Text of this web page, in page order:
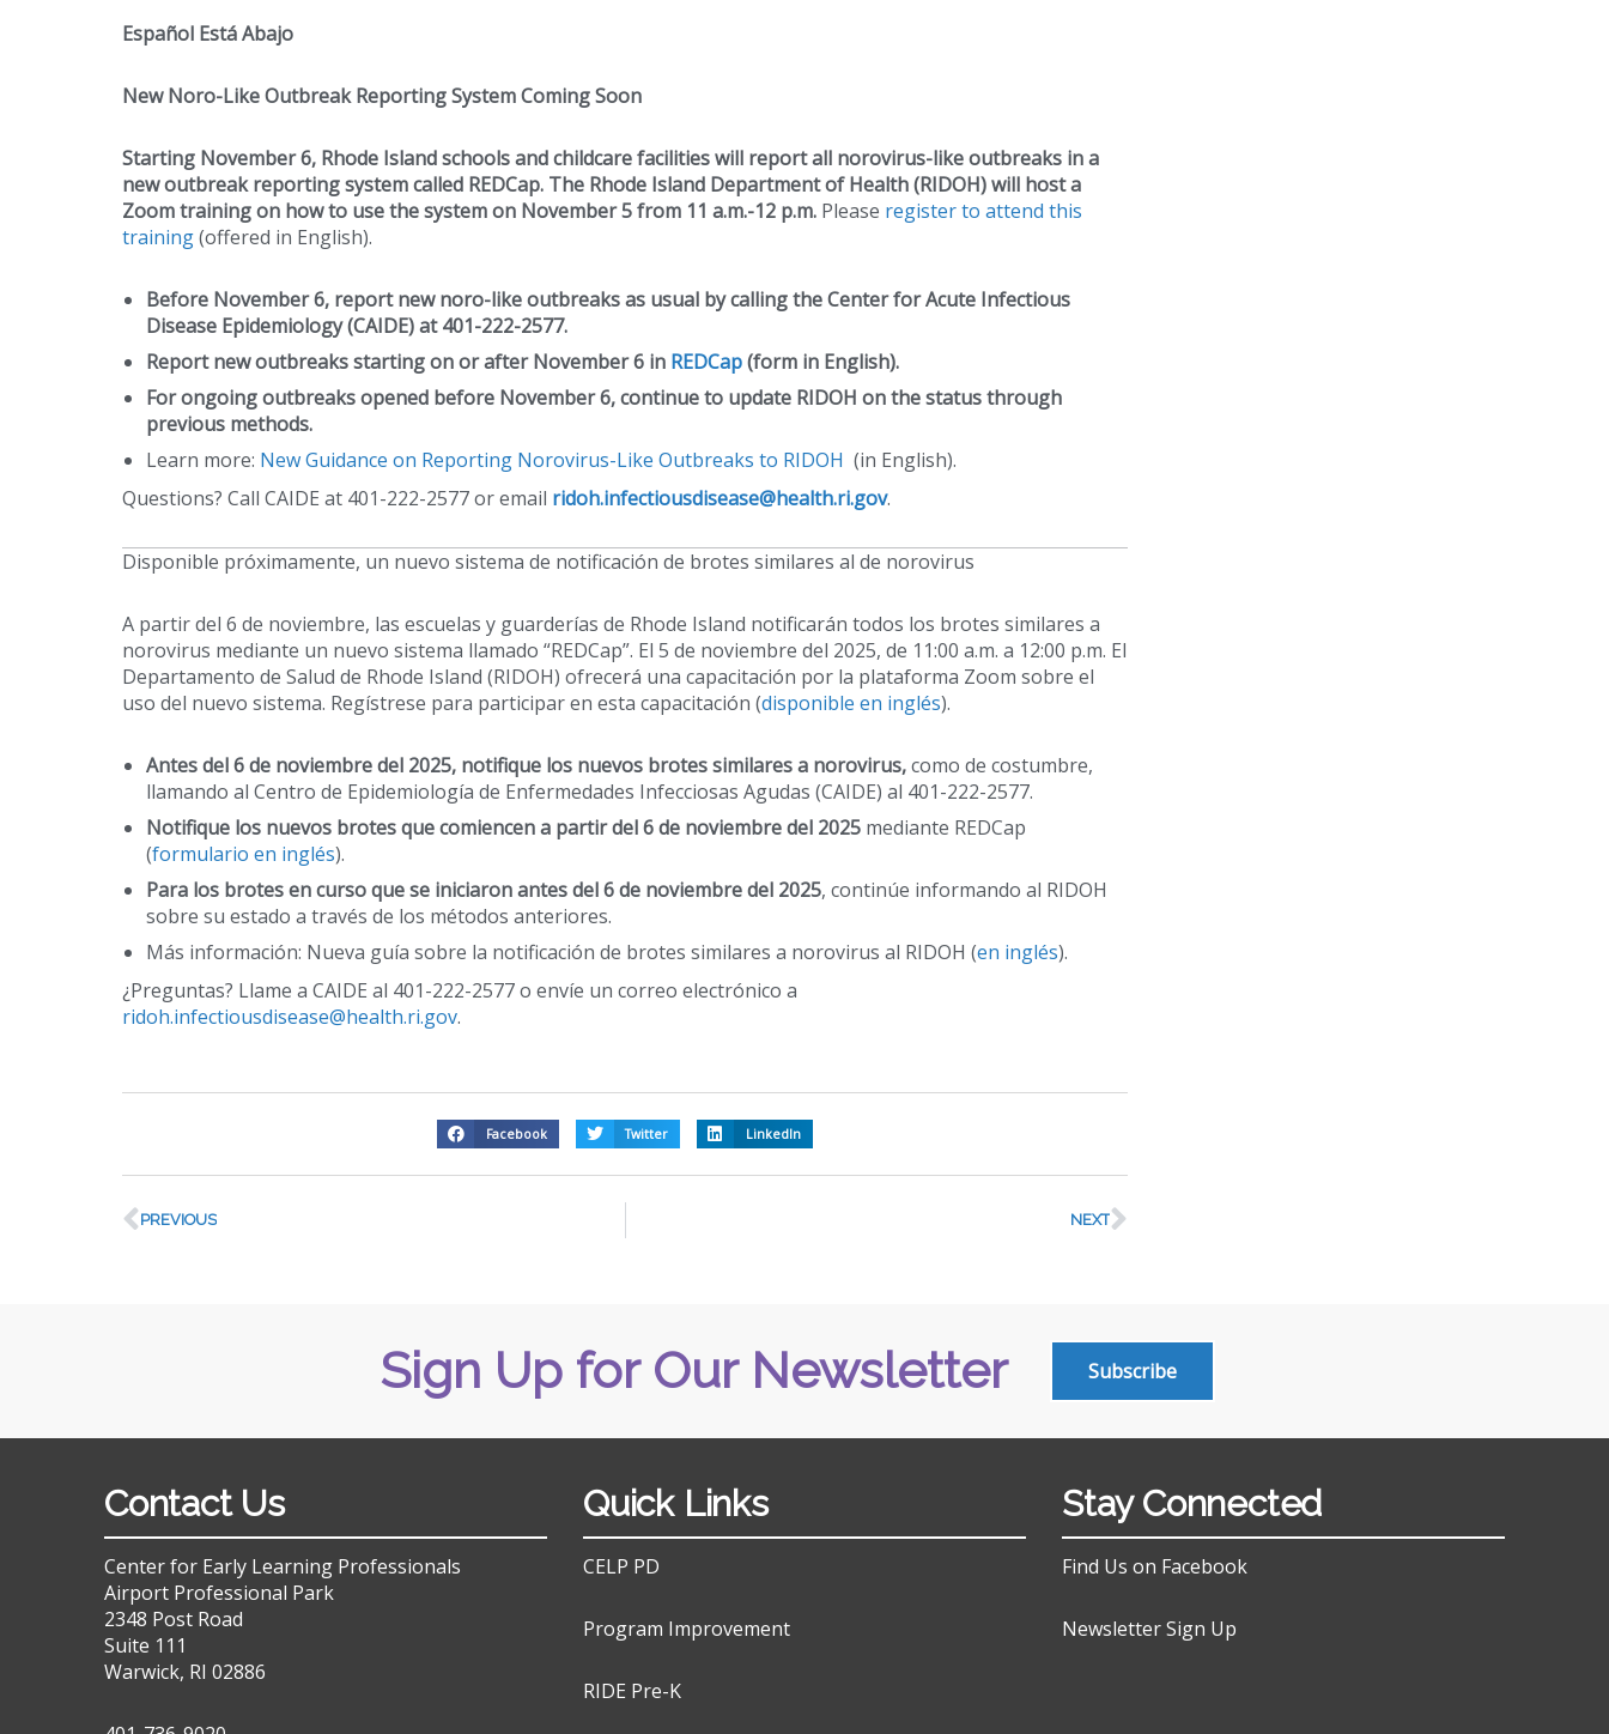
Español Está Abajo
New Noro-Like Outbreak Reporting System Coming Soon
Starting November 6, Rhode Island schools and childcare facilities will report all norovirus-like outbreaks in a
new outbreak reporting system called REDCap. The Rhode Island Department of Health (RIDOH) will host a
Zoom training on how to use the system on November 5 from 11 a.m.-12 p.m. Please register to attend this
training(offered in English).
Before November 6, report new noro-like outbreaks as usual by calling the Center for Acute Infectious
Disease Epidemiology (CAIDE) at 401-222-2577.
Report new outbreaks starting on or after November 6 in REDCap(form in English).
For ongoing outbreaks opened before November 6, continue to update RIDOH on the status through
previous methods.
Learn more: New Guidance on Reporting Norovirus-Like Outbreaks to RIDOH (in English).
Questions? Call CAIDE at 401-222-2577 or email ridoh.infectiousdisease@health.ri.gov.
Disponible próximamente, un nuevo sistema de notificación de brotes similares al de norovirus
A partir del 6 de noviembre, las escuelas y guarderías de Rhode Island notificarán todos los brotes similares a
norovirus mediante un nuevo sistema llamado “REDCap”. El 5 de noviembre del 2025, de 11:00 a.m. a 12:00 p.m. El
Departamento de Salud de Rhode Island (RIDOH) ofrecerá una capacitación por la plataforma Zoom sobre el
uso del nuevo sistema. Regístrese para participar en esta capacitación (disponible en inglés).
Antes del 6 de noviembre del 2025, notifique los nuevos brotes similares a norovirus,como de costumbre,
llamando al Centro de Epidemiología de Enfermedades Infecciosas Agudas (CAIDE) al 401-222-2577.
Notifique los nuevos brotes que comiencen a partir del 6 de noviembre del 2025 mediante REDCap
(formulario en inglés).
Para los brotes en curso que se iniciaron antes del 6 de noviembre del 2025, continúe informando al RIDOH
sobre su estado a través de los métodos anteriores.
Más información: Nueva guía sobre la notificación de brotes similares a norovirus al RIDOH (en inglés).
¿Preguntas? Llame a CAIDE al 401-222-2577 o envíe un correo electrónico a
ridoh.infectiousdisease@health.ri.gov.
Facebook Twitter LinkedIn
PREVIOUS NEXT
Sign Up for Our Newsletter Subscribe
Contact Us
Center for Early Learning Professionals
Airport Professional Park
2348 Post Road
Suite 111
Warwick, RI 02886
Quick Links
CELP PD
Program Improvement
RIDE Pre-K
Stay Connected
Find Us on Facebook
Newsletter Sign Up